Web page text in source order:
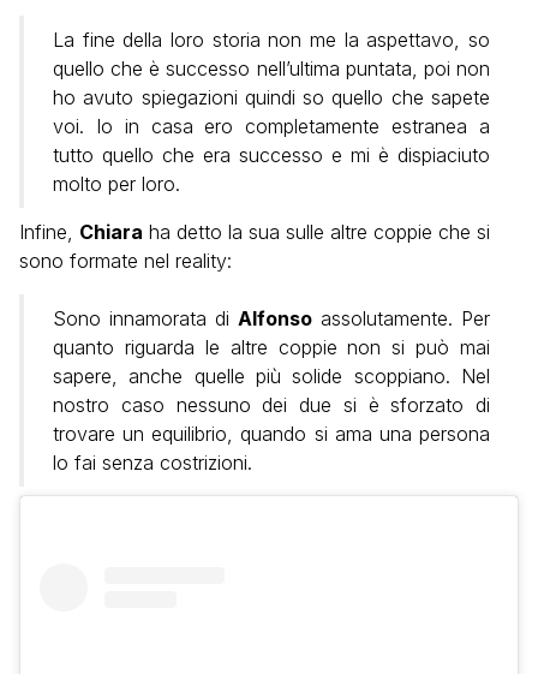
La fine della loro storia non me la aspettavo, so
quello che è successo nell’ultima puntata, poi non
ho avuto spiegazioni quindi so quello che sapete
voi. Io in casa ero completamente estranea a
tutto quello che era successo e mi è dispiaciuto
molto per loro.
Infine, Chiara ha detto la sua sulle altre coppie che si
sono formate nel reality:
Sono innamorata di Alfonso assolutamente. Per
quanto riguarda le altre coppie non si può mai
sapere, anche quelle più solide scoppiano. Nel
nostro caso nessuno dei due si è sforzato di
trovare un equilibrio, quando si ama una persona
lo fai senza costrizioni.